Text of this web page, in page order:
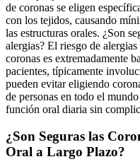
de coronas se eligen
con los tejidos, causando
las estructuras orales. ¿Son
alergias? El riesgo de
coronas es extremadamente
pacientes, típicamente
pueden evitar eligiendo
de personas en todo el
función oral diaria sin
¿Son Seguras las
Oral a Largo Plazo?